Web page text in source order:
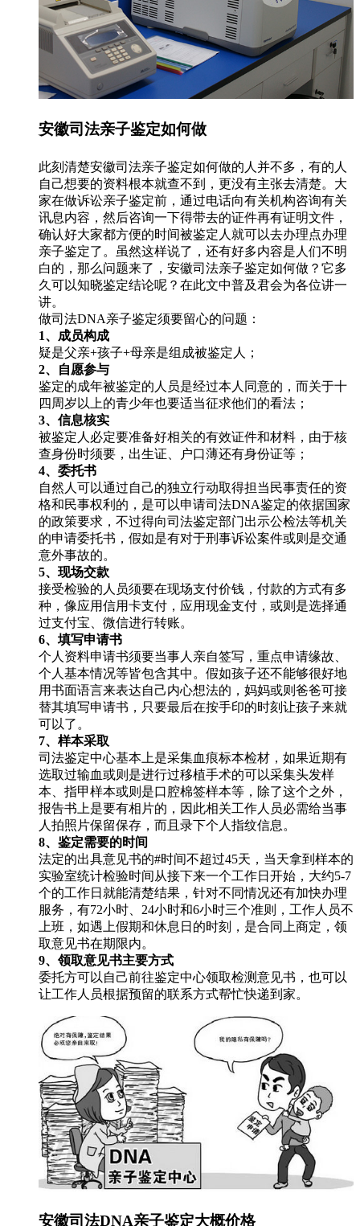
安徽司法亲子鉴定如何做
此刻清楚安徽司法亲子鉴定如何做的人并不多，有的人
自己想要的资料根本就查不到，更没有主张去清楚。大
家在做诉讼亲子鉴定前，通过电话向有关机构咨询有关
讯息内容，然后咨询一下得带去的证件再有证明文件，
确认好大家都方便的时间被鉴定人就可以去办理点办理
亲子鉴定了。虽然这样说了，还有好多内容是人们不明
白的，那么问题来了，安徽司法亲子鉴定如何做？它多
久可以知晓鉴定结论呢？在此文中普及君会为各位讲一
讲。
做司法DNA亲子鉴定须要留心的问题：
1、成员构成
疑是父亲+孩子+母亲是组成被鉴定人；
2、自愿参与
鉴定的成年被鉴定的人员是经过本人同意的，而关于十
四周岁以上的青少年也要适当征求他们的看法；
3、信息核实
被鉴定人必定要准备好相关的有效证件和材料，由于核
查身份时须要，出生证、户口薄还有身份证等；
4、委托书
自然人可以通过自己的独立行动取得担当民事责任的资
格和民事权利的，是可以申请司法DNA鉴定的依据国家
的政策要求，不过得向司法鉴定部门出示公检法等机关
的申请委托书，假如是有对于刑事诉讼案件或则是交通
意外事故的。
5、现场交款
接受检验的人员须要在现场支付价钱，付款的方式有多
种，像应用信用卡支付，应用现金支付，或则是选择通
过支付宝、微信进行转账。
6、填写申请书
个人资料申请书须要当事人亲自签写，重点申请缘故、
个人基本情况等皆包含其中。假如孩子还不能够很好地
用书面语言来表达自己内心想法的，妈妈或则爸爸可接
替其填写申请书，只要最后在按手印的时刻让孩子来就
可以了。
7、样本采取
司法鉴定中心基本上是采集血痕标本检材，如果近期有
选取过输血或则是进行过移植手术的可以采集头发样
本、指甲样本或则是口腔棉签样本等，除了这个之外，
报告书上是要有相片的，因此相关工作人员必需给当事
人拍照片保留保存，而且录下个人指纹信息。
8、鉴定需要的时间
法定的出具意见书的#时间不超过45天，当天拿到样本的
实验室统计检验时间从接下来一个工作日开始，大约5-7
个的工作日就能清楚结果，针对不同情况还有加快办理
服务，有72小时、24小时和6小时三个准则，工作人员不
上班，如遇上假期和休息日的时刻，是合同上商定，领
取意见书在期限内。
9、领取意见书主要方式
委托方可以自己前往鉴定中心领取检测意见书，也可以
让工作人员根据预留的联系方式帮忙快递到家。
安徽司法DNA亲子鉴定大概价格